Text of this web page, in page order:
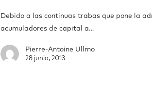
Debido a las continuas trabas que pone la
acumuladores de capital a…
Pierre-Antoine Ullmo
28 junio, 2013